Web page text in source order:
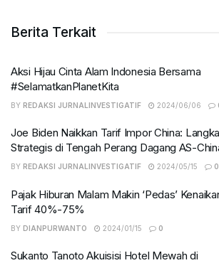
Berita Terkait
Aksi Hijau Cinta Alam Indonesia Bersama
#SelamatkanPlanetKita
BY REDAKSI JURNALINVESTIGATIF 2024/06/06
Joe Biden Naikkan Tarif Impor China:
Strategis di Tengah Perang Dagang AS-
BY REDAKSI JURNALINVESTIGATIF 2024/05/15 0
Pajak Hiburan Malam Makin ‘Pedas’
Tarif 40%-75%
BY DIANPURWANTO 2024/01/15 0
Sukanto Tanoto Akuisisi Hotel Mewah di